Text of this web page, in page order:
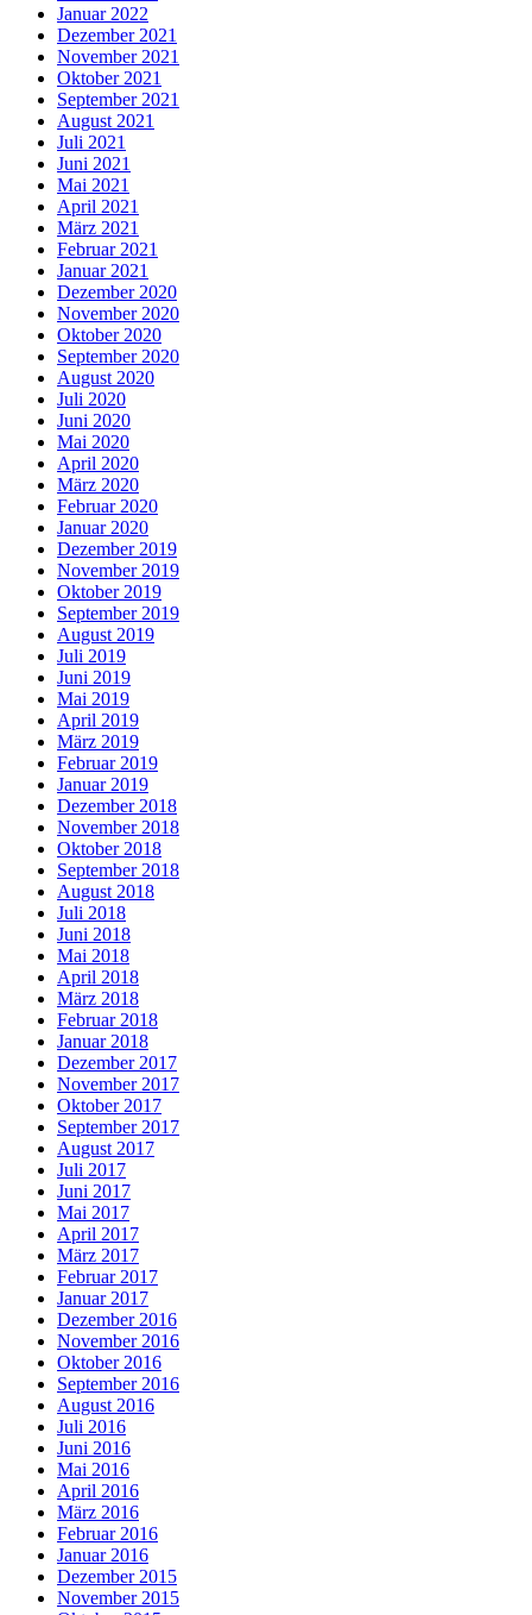
Januar 2022
Dezember 2021
November 2021
Oktober 2021
September 2021
August 2021
Juli 2021
Juni 2021
Mai 2021
April 2021
März 2021
Februar 2021
Januar 2021
Dezember 2020
November 2020
Oktober 2020
September 2020
August 2020
Juli 2020
Juni 2020
Mai 2020
April 2020
März 2020
Februar 2020
Januar 2020
Dezember 2019
November 2019
Oktober 2019
September 2019
August 2019
Juli 2019
Juni 2019
Mai 2019
April 2019
März 2019
Februar 2019
Januar 2019
Dezember 2018
November 2018
Oktober 2018
September 2018
August 2018
Juli 2018
Juni 2018
Mai 2018
April 2018
März 2018
Februar 2018
Januar 2018
Dezember 2017
November 2017
Oktober 2017
September 2017
August 2017
Juli 2017
Juni 2017
Mai 2017
April 2017
März 2017
Februar 2017
Januar 2017
Dezember 2016
November 2016
Oktober 2016
September 2016
August 2016
Juli 2016
Juni 2016
Mai 2016
April 2016
März 2016
Februar 2016
Januar 2016
Dezember 2015
November 2015